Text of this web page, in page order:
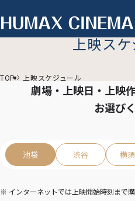
上映ス
TOP 上映スケジュール
劇場・上映日・上映
お選び
池袋 渋谷 横
※ インターネットでは上映開始時刻まで購